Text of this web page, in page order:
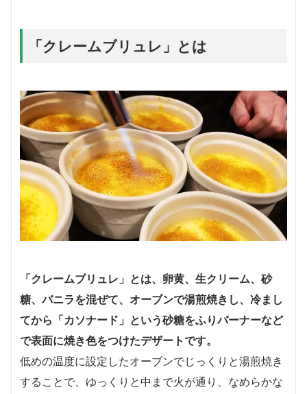
「クレームブリュレ」とは
「クレームブリュレ」とは、卵黄、生クリーム、砂
糖、バニラを混ぜて、オーブンで湯煎焼きし、冷まし
てから「カソナード」という砂糖をふりバーナーなど
で表面に焼き色をつけたデザートです。
低めの温度に設定したオーブンでじっくりと湯煎焼き
することで、ゆっくりと中まで火が通り、なめらかな